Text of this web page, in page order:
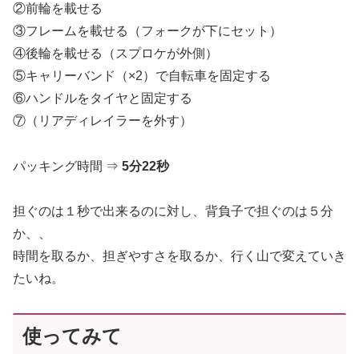
②前輪を載せる
③フレームを載せる（フォークが下にセット）
④後輪を載せる（スプロケが外側）
⑤キャリーバンド（×2）で自転車を固定する
⑥ハンドルをタイヤと固定する
⑦（リアディレイラーを外す）
パッキング時間 ⇒ 5分22秒
担ぐのは１秒で出来るのに対し、背負子で担ぐのは５分
か、、
時間を取るか、担ぎやすさを取るか、行く山で変えていき
たいね。
使ってみて